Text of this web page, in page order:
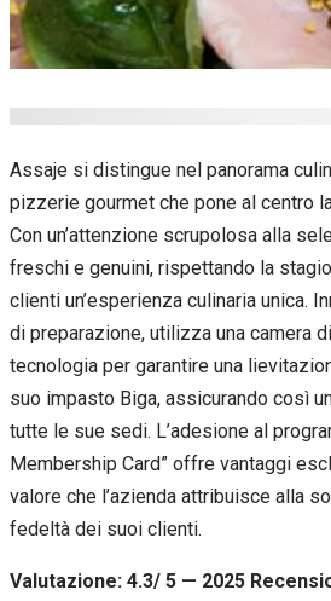
Assaje si distingue nel panorama
pizzerie gourmet che pone al centro
Con un’attenzione scrupolosa alla
freschi e genuini, rispettando la
clienti un’esperienza culinaria unica.
di preparazione, utilizza una camera
tecnologia per garantire una
suo impasto Biga, assicurando così
tutte le sue sedi. L’adesione al
Membership Card” offre vantaggi
valore che l’azienda attribuisce alla
fedeltà dei suoi clienti.
Valutazione: 4.3/ 5 — 2025 R